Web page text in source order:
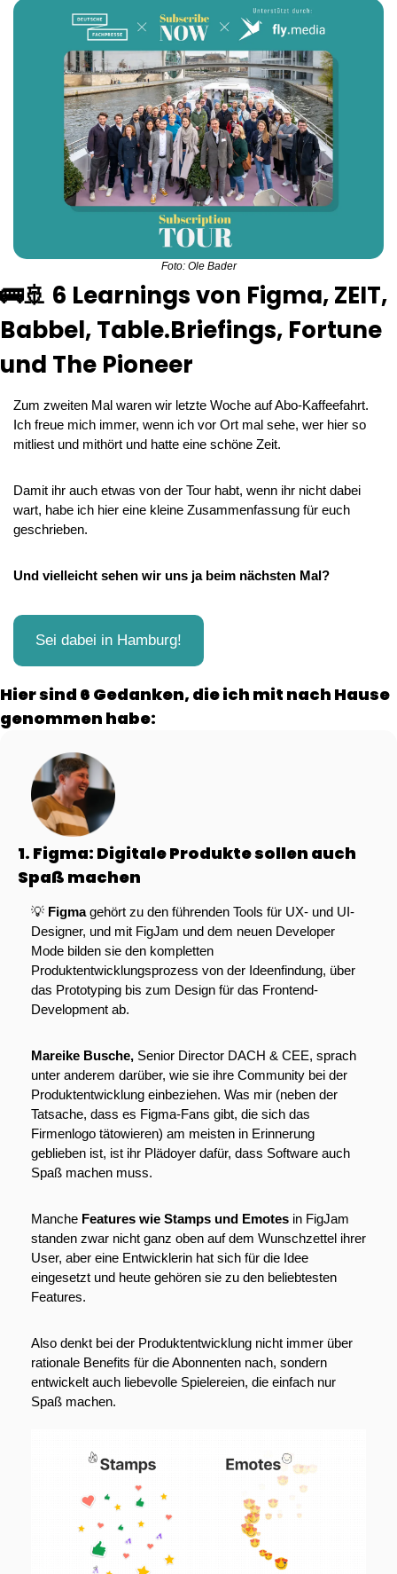
Foto: Ole Bader
🚌🚢 6 Learnings von Figma, ZEIT,
Babbel, Table.Briefings, Fortune
und The Pioneer
Zum zweiten Mal waren wir letzte Woche auf Abo-Kaffeefahrt.
Ich freue mich immer, wenn ich vor Ort mal sehe, wer hier so
mitliest und mithört und hatte eine schöne Zeit.
Damit ihr auch etwas von der Tour habt, wenn ihr nicht dabei
wart, habe ich hier eine kleine Zusammenfassung für euch
geschrieben.
Und vielleicht sehen wir uns ja beim nächsten Mal?
Sei dabei in Hamburg!
Hier sind 6 Gedanken, die ich mit nach Hause
genommen habe:
1. Figma: Digitale Produkte sollen auch
Spaß machen
💡 Figma gehört zu den führenden Tools für UX- und UI-
Designer, und mit FigJam und dem neuen Developer
Mode bilden sie den kompletten
Produktentwicklungsprozess von der Ideenfindung, über
das Prototyping bis zum Design für das Frontend-
Development ab.
Mareike Busche, Senior Director DACH & CEE, sprach
unter anderem darüber, wie sie ihre Community bei der
Produktentwicklung einbeziehen. Was mir (neben der
Tatsache, dass es Figma-Fans gibt, die sich das
Firmenlogo tätowieren) am meisten in Erinnerung
geblieben ist, ist ihr Plädoyer dafür, dass Software auch
Spaß machen muss.
Manche Features wie Stamps und Emotes in FigJam
standen zwar nicht ganz oben auf dem Wunschzettel ihrer
User, aber eine Entwicklerin hat sich für die Idee
eingesetzt und heute gehören sie zu den beliebtesten
Features.
Also denkt bei der Produktentwicklung nicht immer über
rationale Benefits für die Abonnenten nach, sondern
entwickelt auch liebevolle Spielereien, die einfach nur
Spaß machen.